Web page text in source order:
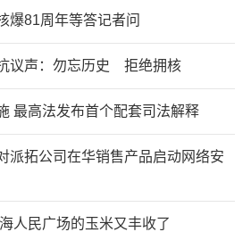
爆81周年等答记者问
议声：勿忘历史 拒绝拥核
最高法发布首个配套司法解释
派拓公司在华销售产品启动网络安
人民广场的玉米又丰收了